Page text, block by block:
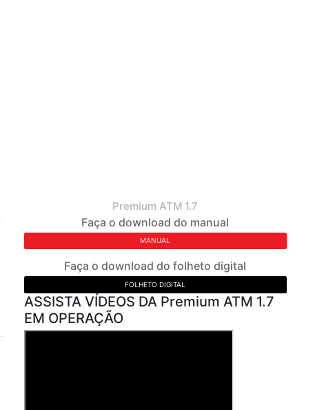
Premium ATM 1.7
Faça o download do manual
MANUAL
Faça o download do folheto digital
FOLHETO DIGITAL
ASSISTA VÍDEOS DA Premium ATM 1.7
EM OPERAÇÃO